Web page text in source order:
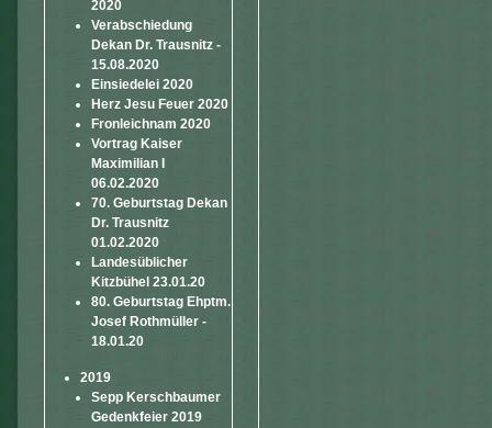
2020
Verabschiedung
Dekan Dr. Trausnitz -
15.08.2020
Einsiedelei 2020
Herz Jesu Feuer 2020
Fronleichnam 2020
Vortrag Kaiser
Maximilian I
06.02.2020
70. Geburtstag Dekan
Dr. Trausnitz
01.02.2020
Landesüblicher
Kitzbühel 23.01.20
80. Geburtstag Ehptm.
Josef Rothmüller -
18.01.20
2019
Sepp Kerschbaumer
Gedenkfeier 2019